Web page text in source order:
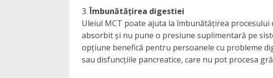
Îmbunătățirea digestiei
Uleiul MCT poate ajuta la îmbunătățirea procesului
absorbit și nu pune o presiune suplimentară pe
opțiune benefică pentru persoanele cu probleme
sau disfuncțiile pancreatice, care nu pot procesa